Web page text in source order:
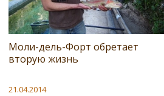
Моли-дель-Форт обретает
вторую жизнь
21.04.2014